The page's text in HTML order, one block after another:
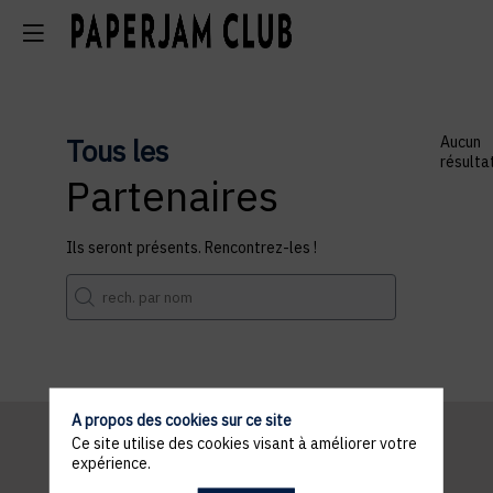
Tous les
Partenaires
Ils seront présents. Rencontrez-les !
Aucun
A propos des cookies sur ce site
Ce site utilise des cookies visant à améliorer votre
expérience.